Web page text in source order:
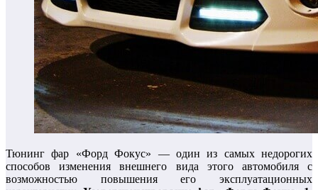
Тюнинг фар «Форд Фокус» — один из самых недорогих
способов изменения внешнего вида этого автомобиля с
возможностью повышения его эксплуатационных